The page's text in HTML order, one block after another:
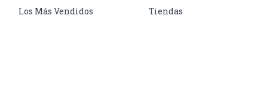
Los Más Vendidos
Tiendas